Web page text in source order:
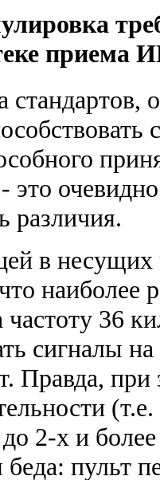
приема
стандартов,
это
различия.
в несущих
наиболее
частоту 36
сигналы
Правда,
2-х и
пульт